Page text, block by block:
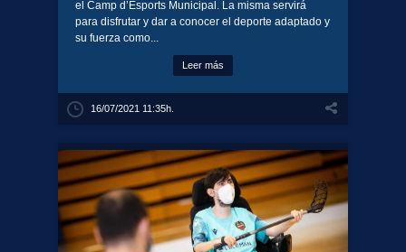
el Camp d’Esports Municipal. La misma servirá
para disfrutar y dar a conocer el deporte adaptado y
su fuerza como...
Leer más
16/07/2021 11:35h.